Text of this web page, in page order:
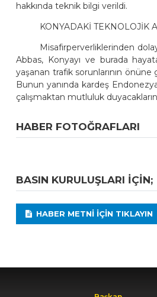
hakkında teknik bilgi verildi.
KONYADAKİ TEKNOLOJİK
Misafirperverliklerinden
Abbas, Konyayı ve burada
yaşanan trafik sorunlarının
Bunun yanında kardeş
çalışmaktan mutluluk
HABER FOTOĞRAFLARI
BASIN KURULUŞLARI IÇIN;
HABER METNI IÇIN TIKLAYIN